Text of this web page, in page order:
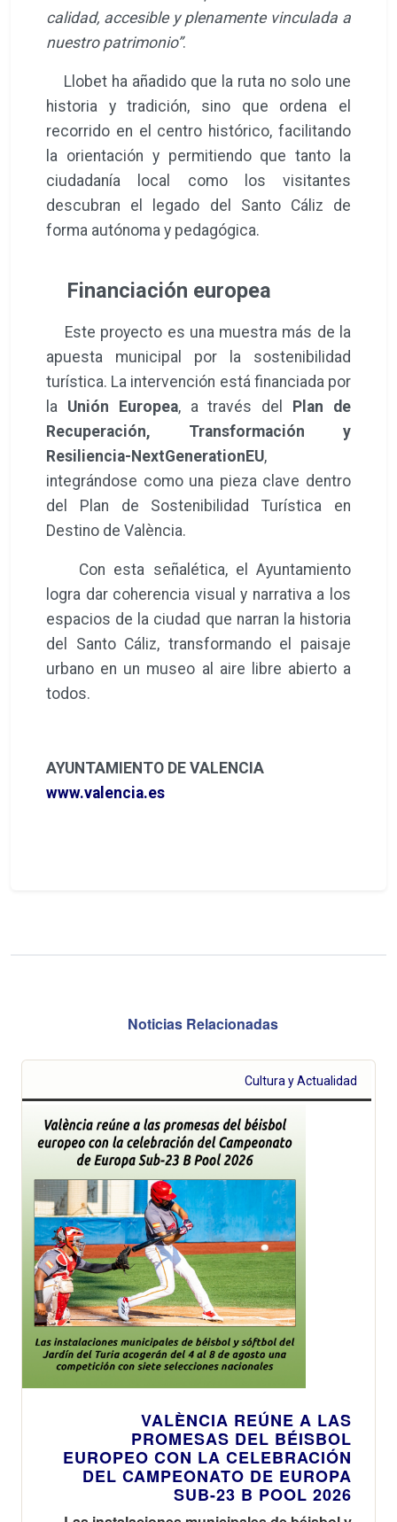
calidad, accesible y plenamente vinculada a
nuestro patrimonio”.
Llobet ha añadido que la ruta no solo une
historia y tradición, sino que ordena el
recorrido en el centro histórico, facilitando
la orientación y permitiendo que tanto la
ciudadanía local como los visitantes
descubran el legado del Santo Cáliz de
forma autónoma y pedagógica.
Financiación europea
Este proyecto es una muestra más de la
apuesta municipal por la sostenibilidad
turística. La intervención está financiada por
la Unión Europea, a través del
Plan de
Recuperación, Transformación y
Resiliencia-NextGenerationEU,
integrándose como una pieza clave dentro
del Plan de Sostenibilidad Turística en
Destino de València.
Con esta señalética, el Ayuntamiento
logra dar coherencia visual y narrativa a los
espacios de la ciudad que narran la historia
del Santo Cáliz, transformando el paisaje
urbano en un museo al aire libre abierto a
todos.
AYUNTAMIENTO DE VALENCIA
www.valencia.es
Noticias Relacionadas
Cultura y Actualidad
VALÈNCIA REÚNE A LAS
PROMESAS DEL BÉISBOL
EUROPEO CON LA CELEBRACIÓN
DEL CAMPEONATO DE EUROPA
SUB-23 B POOL 2026